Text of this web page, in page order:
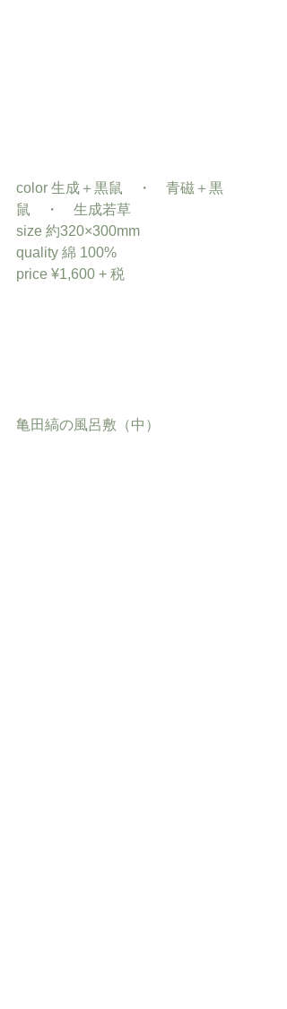
color 生成＋黒鼠　・　青磁＋黒
鼠　・　生成若草
size 約320×300mm
quality 綿 100%
price ¥1,600 + 税
亀田縞の風呂敷（中）